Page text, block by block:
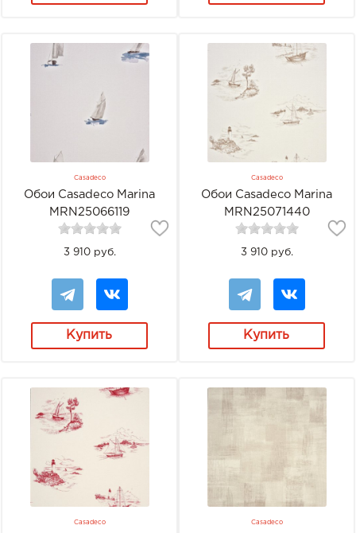
Casadeco
Обои Casadeco Marina
MRN25066119
3 910 руб.
Купить
Casadeco
Обои Casadeco Marina
MRN25071440
3 910 руб.
Купить
Casadeco Casadeco